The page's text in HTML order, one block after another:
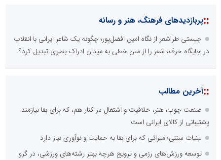
::پربازدیدهای فرهنگ، هنر و رسانه
چیستی طراشعر از نگاه امین افضل‌پور؛ چگونه یک شاعر ایرانی با انقلاب
در جایگاه حرف، شعر را از متن خطی به میدان ادراک بصری تبدیل کرد؟
::آخرین مطالب
صنعت چوب؛ هنر، خلاقیت و اشتغال در کنار هم، که برای بقا نیازمند
پشتیبانی از کالای ایرانی است
لبنیات سنتی؛ میراثی که برای بقا به حمایت و نوآوری نیاز دارد
توسعه ورزش‌های رزمی و ترویج هرچه بهتر رشته‌های ورزشی، در گرو